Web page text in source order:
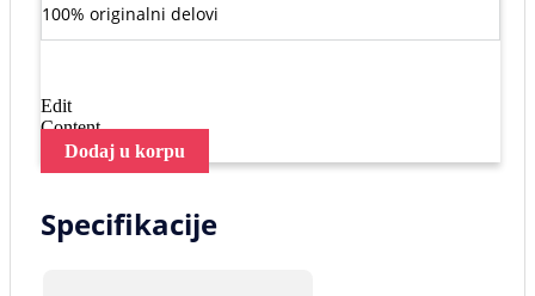
100% originalni delovi
Edit
Content
Dodaj u korpu
Specifikacije